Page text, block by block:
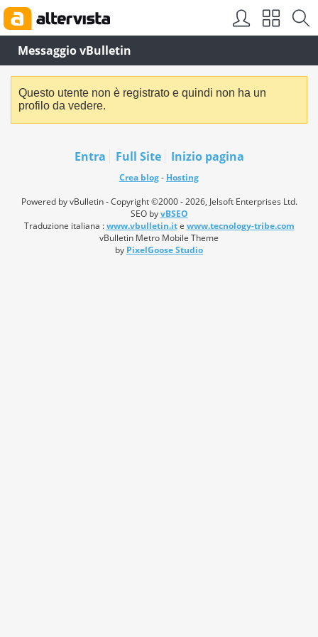
Messaggio vBulletin
Questo utente non è registrato e quindi non ha un
profilo da vedere.
Entra Full Site Inizio pagina
Crea blog- Hosting
Powered by vBulletin - Copyright ©2000 - 2026, Jelsoft Enterprises Ltd.
SEO byvBSEO
Traduzione italiana :www.vbulletin.ite www.tecnology-tribe.com
vBulletin Metro Mobile Theme
by PixelGoose Studio